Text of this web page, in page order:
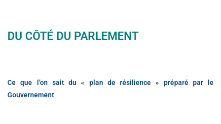
DU CÔTÉ DU PARLEMENT
Ce que l’on sait du « plan de résilience » préparé par le
Gouvernement